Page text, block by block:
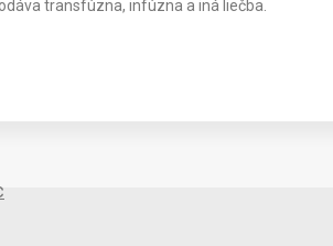
transfúzna, infúzna a iná liečba.